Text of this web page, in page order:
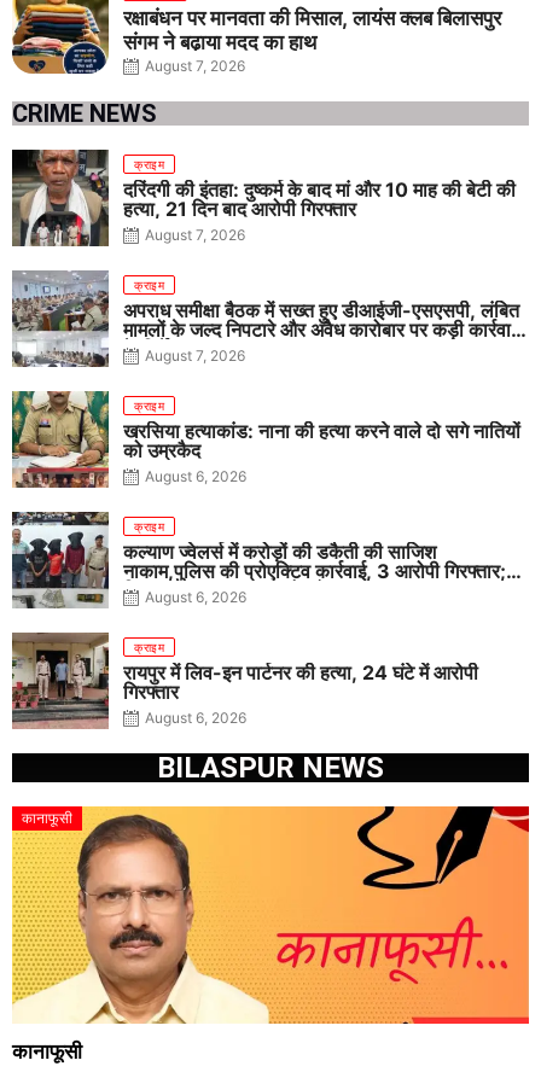
रक्षाबंधन पर मानवता की मिसाल, लायंस क्लब बिलासपुर
संगम ने बढ़ाया मदद का हाथ
August 7, 2026
CRIME NEWS
क्राइम
दरिंदगी की इंतहा: दुष्कर्म के बाद मां और 10 माह की बेटी की
हत्या, 21 दिन बाद आरोपी गिरफ्तार
August 7, 2026
क्राइम
अपराध समीक्षा बैठक में सख्त हुए डीआईजी-एसएसपी, लंबित
मामलों के जल्द निपटारे और अवैध कारोबार पर कड़ी कार्रवाई
के निर्देश
August 7, 2026
क्राइम
खरसिया हत्याकांड: नाना की हत्या करने वाले दो सगे नातियों
को उम्रकैद
August 6, 2026
क्राइम
कल्याण ज्वेलर्स में करोड़ों की डकैती की साजिश
नाकाम,पुलिस की प्रोएक्टिव कार्रवाई, 3 आरोपी गिरफ्तार;
पिस्टल, कारतूस, चाकू और मोबाइल बरामद
August 6, 2026
क्राइम
रायपुर में लिव-इन पार्टनर की हत्या, 24 घंटे में आरोपी
गिरफ्तार
August 6, 2026
BILASPUR NEWS
कानाफूसी
कानाफूसी